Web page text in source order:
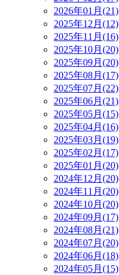
2026年01月(21)
2025年12月(12)
2025年11月(16)
2025年10月(20)
2025年09月(20)
2025年08月(17)
2025年07月(22)
2025年06月(21)
2025年05月(15)
2025年04月(16)
2025年03月(19)
2025年02月(17)
2025年01月(20)
2024年12月(20)
2024年11月(20)
2024年10月(20)
2024年09月(17)
2024年08月(21)
2024年07月(20)
2024年06月(18)
2024年05月(15)